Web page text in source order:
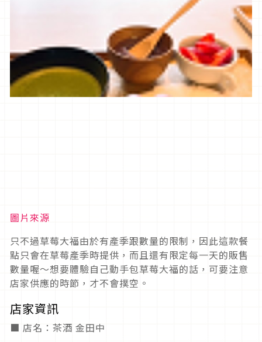
圖片來源
只不過草莓大福由於有產季跟數量的限制，因此這款餐
點只會在草莓產季時提供，而且還有限定每一天的販售
數量喔～想要體驗自己動手包草莓大福的話，可要注意
店家供應的時節，才不會撲空。
店家資訊
■ 店名：茶酒 金田中